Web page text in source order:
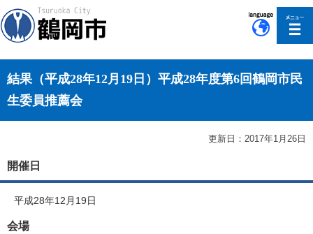
結果（平成28年12月19日）平成28年度第6回鶴岡市民
生委員推薦会
更新日：2017年1月26日
開催日
平成28年12月19日
会場